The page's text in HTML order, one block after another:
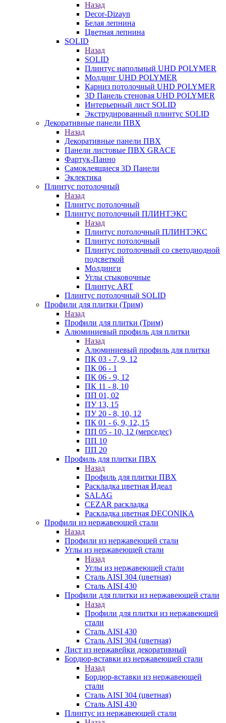
Назад
Decor-Dizayn
Белая лепнина
Цветная лепнина
SOLID
Назад
SOLID
Плинтус напольный UHD POLYMER
Молдинг UHD POLYMER
Карниз потолочный UHD POLYMER
3D Панель стеновая UHD POLYMER
Интерьерный лист SOLID
Экструдированный плинтус SOLID
Декоративные панели ПВХ
Назад
Декоративные панели ПВХ
Панели листовые ПВХ GRACE
Фартук-Панно
Самоклеящиеся 3D Панели
Эклектика
Плинтус потолочный
Назад
Плинтус потолочный
Плинтус потолочный ПЛИНТЭКС
Назад
Плинтус потолочный ПЛИНТЭКС
Плинтус потолочный
Плинтус потолочный со светодиодной
подсветкой
Молдинги
Углы стыковочные
Плинтус ART
Плинтус потолочный SOLID
Профили для плитки (Трим)
Назад
Профили для плитки (Трим)
Алюминиевый профиль для плитки
Назад
Алюминиевый профиль для плитки
ПК 03 - 7, 9, 12
ПК 06 - 1
ПК 06 - 9, 12
ПК 11 - 8, 10
ПП 01, 02
ПУ 13, 15
ПУ 20 - 8, 10, 12
ПК 01 - 6, 9, 12, 15
ПП 05 - 10, 12 (мерседес)
ПП 10
ПП 20
Профиль для плитки ПВХ
Назад
Профиль для плитки ПВХ
Раскладка цветная Идеал
SALAG
CEZAR раскладка
Раскладка цветная DECONIKA
Профили из нержавеющей стали
Назад
Профили из нержавеющей стали
Углы из нержавеющей стали
Назад
Углы из нержавеющей стали
Сталь AISI 304 (цветная)
Сталь AISI 430
Профили для плитки из нержавеющей стали
Назад
Профили для плитки из нержавеющей
стали
Сталь AISI 430
Сталь AISI 304 (цветная)
Лист из нержавейки декоративный
Бордюр-вставки из нержавеющей стали
Назад
Бордюр-вставки из нержавеющей
стали
Сталь AISI 304 (цветная)
Сталь AISI 430
Плинтус из нержавеющей стали